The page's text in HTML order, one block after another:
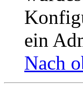
ein
Nach